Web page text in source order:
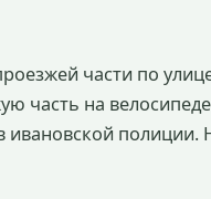
части по
часть на
полиции.